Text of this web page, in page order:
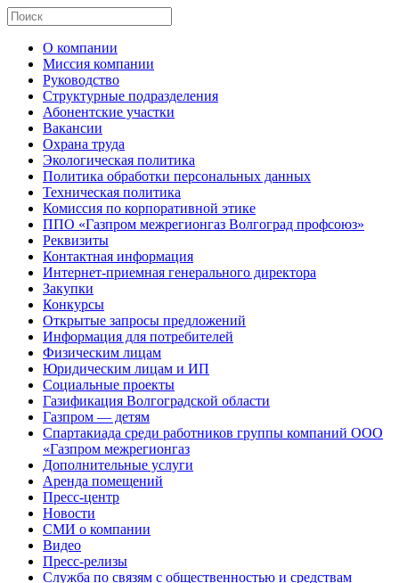
О компании
Миссия компании
Руководство
Структурные подразделения
Абонентские участки
Вакансии
Охрана труда
Экологическая политика
Политика обработки персональных данных
Техническая политика
Комиссия по корпоративной этике
ППО «Газпром межрегионгаз Волгоград профсоюз»
Реквизиты
Контактная информация
Интернет-приемная генерального директора
Закупки
Конкурсы
Открытые запросы предложений
Информация для потребителей
Физическим лицам
Юридическим лицам и ИП
Социальные проекты
Газификация Волгоградской области
Газпром — детям
Спартакиада среди работников группы компаний ООО
«Газпром межрегионгаз
Дополнительные услуги
Аренда помещений
Пресс-центр
Новости
СМИ о компании
Видео
Пресс-релизы
Служба по связям с общественностью и средствам